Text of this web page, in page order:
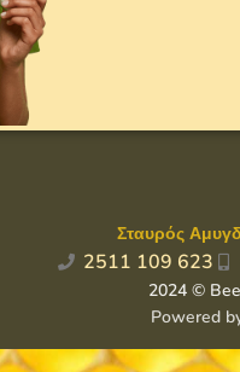
Σταυρός
2511 109 623
2024 ©
Powered